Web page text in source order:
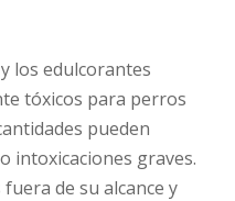
los edulcorantes
tóxicos para perros
pueden
intoxicaciones graves.
de su alcance y